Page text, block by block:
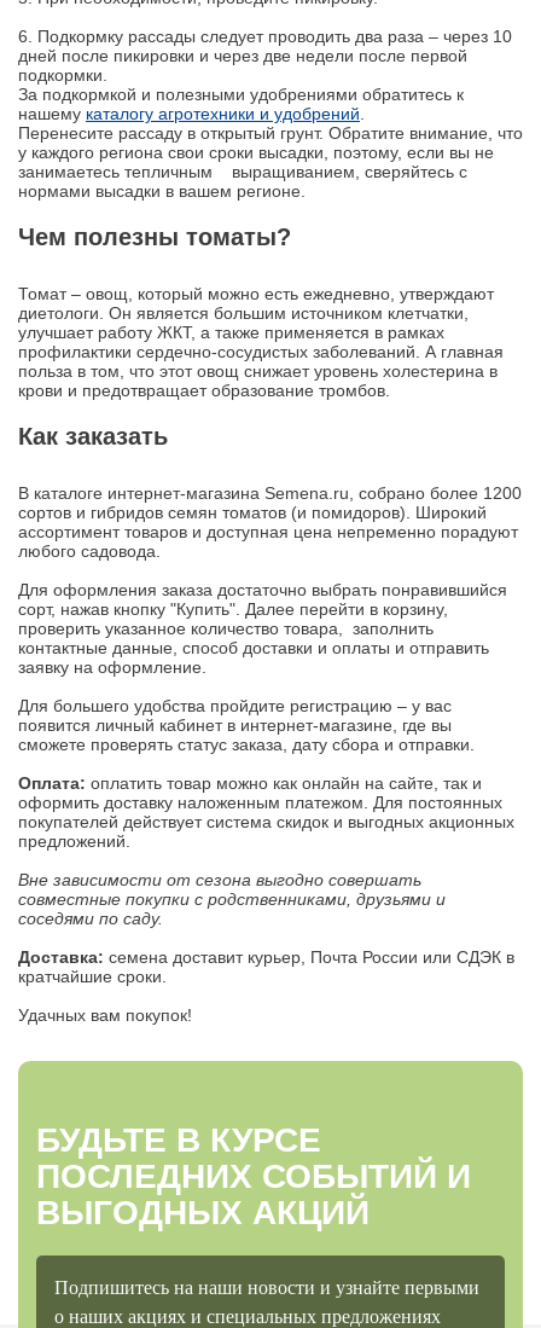
6. Подкормку рассады следует проводить два раза – через 10
дней после пикировки и через две недели после первой
подкормки.
За подкормкой и полезными удобрениями обратитесь к
нашему каталогу агротехники и удобрений
Перенесите рассаду в открытый грунт. Обратите внимание, что
у каждого региона свои сроки высадки, поэтому, если вы не
занимаетесь тепличным выращиванием, сверяйтесь с
нормами высадки в вашем регионе.
Чем полезны томаты?
Томат – овощ, который можно есть ежедневно, утверждают
диетологи. Он является большим источником клетчатки,
улучшает работу ЖКТ, а также применяется в рамках
профилактики сердечно-сосудистых заболеваний. А главная
польза в том, что этот овощ снижает уровень холестерина в
крови и предотвращает образование тромбов.
Как заказать
В каталоге интернет-магазина Semena.ru, собрано более 1200
сортов и гибридов семян томатов (и помидоров). Широкий
ассортимент товаров и доступная цена непременно порадуют
любого садовода.
Для оформления заказа достаточно выбрать понравившийся
сорт, нажав кнопку "Купить". Далее перейти в корзину,
проверить указанное количество товара, заполнить
контактные данные, способ доставки и оплаты и отправить
заявку на оформление.
Для большего удобства пройдите регистрацию – у вас
появится личный кабинет в интернет-магазине, где вы
сможете проверять статус заказа, дату сбора и отправки.
Оплата: оплатить товар можно как онлайн на сайте, так и
оформить доставку наложенным платежом. Для постоянных
покупателей действует система скидок и выгодных акционных
предложений.
Вне зависимости от сезона выгодно совершать
совместные покупки с родственниками, друзьями и
соседями по саду.
Доставка: семена доставит курьер, Почта России или СДЭК в
кратчайшие сроки.
Удачных вам покупок!
БУДЬТЕ В КУРСЕ
ПОСЛЕДНИХ СОБЫТИЙ И
ВЫГОДНЫХ АКЦИЙ
Подпишитесь на наши новости и узнайте первыми
о наших акциях и специальных предложениях